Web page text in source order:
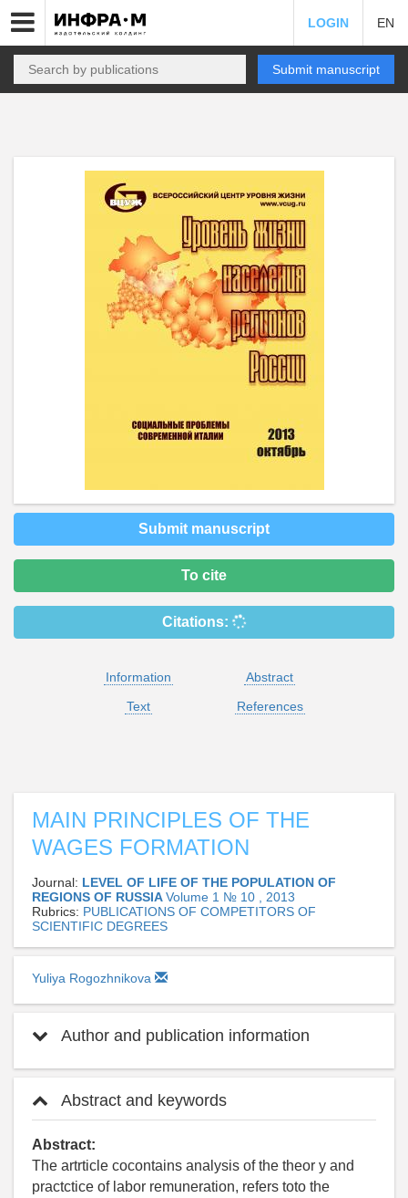
LOGIN EN
Submit manuscript
Submit manuscript
To cite
Citations:
Information
Abstract
Text
References
MAIN PRINCIPLES OF THE
WAGES FORMATION
Journal: LEVEL OF LIFE OF THE POPULATION OF
REGIONS OF RUSSIAVolume 1 № 10 , 2013
Rubrics: PUBLICATIONS OF COMPETITORS OF
SCIENTIFIC DEGREES
Yuliya Rogozhnikova
Author and publication information
Abstract and keywords
Abstract:
The artrticle cocontains analysis of the theor y and
practctice of labor remuneration, refers toto the